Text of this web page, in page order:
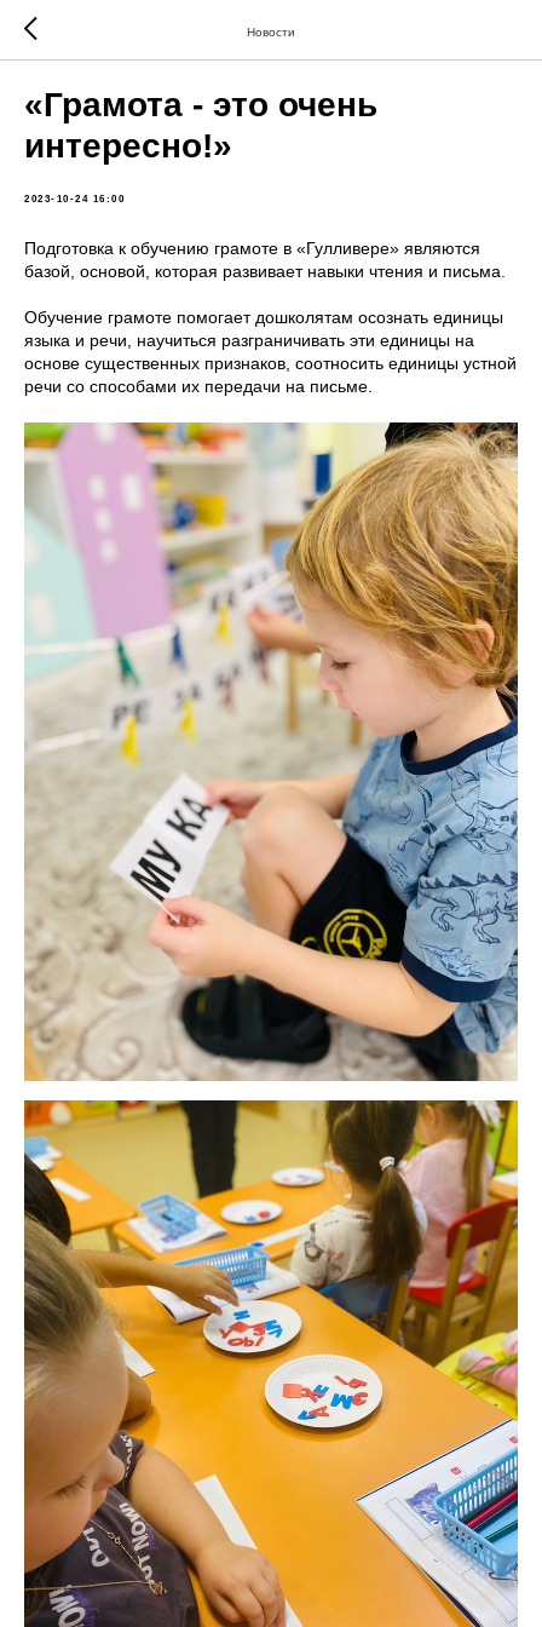
Новости
«Грамота - это очень
интересно!»
2023-10-24 16:00
Подготовка к обучению грамоте в «Гулливере» являются
базой, основой, которая развивает навыки чтения и письма.
Обучение грамоте помогает дошколятам осознать единицы
языка и речи, научиться разграничивать эти единицы на
основе существенных признаков, соотносить единицы устной
речи со способами их передачи на письме.